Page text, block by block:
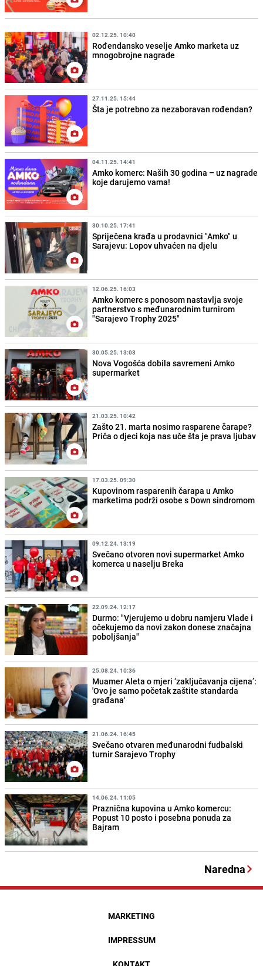
02.12.25. 10:40
Rođendansko veselje Amko marketa uz
mnogobrojne nagrade
27.11.25. 15:44
Šta je potrebno za nezaboravan rođendan?
04.11.25. 14:41
Amko komerc: Naših 30 godina – uz nagrade
koje darujemo vama!
30.10.25. 17:41
Spriječena krađa u prodavnici "Amko" u
Sarajevu: Lopov uhvaćen na djelu
12.06.25. 16:03
Amko komerc s ponosom nastavlja svoje
partnerstvo s međunarodnim turnirom
"Sarajevo Trophy 2025"
30.05.25. 13:03
Nova Vogošća dobila savremeni Amko
supermarket
21.03.25. 10:42
Zašto 21. marta nosimo rasparene čarape?
Priča o djeci koja nas uče šta je prava ljubav
17.03.25. 09:30
Kupovinom rasparenih čarapa u Amko
marketima podrži osobe s Down sindromom
09.12.24. 13:19
Svečano otvoren novi supermarket Amko
komerca u naselju Breka
22.09.24. 12:17
Durmo: "Vjerujemo u dobru namjeru Vlade i
očekujemo da novi zakon donese značajna
poboljšanja"
25.08.24. 10:36
Muamer Aleta o mjeri ‘zaključavanja cijena’:
'Ovo je samo početak zaštite standarda
građana'
21.06.24. 16:45
Svečano otvaren međunarodni fudbalski
turnir Sarajevo Trophy
14.06.24. 11:05
Praznična kupovina u Amko komercu:
Popust 10 posto i posebna ponuda za
Bajram
Naredna
MARKETING
IMPRESSUM